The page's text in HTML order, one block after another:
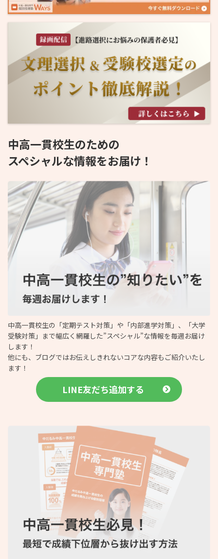
中高一貫校生のための
スペシャルな情報をお届け！
中高一貫校生の「定期テスト対策」や「内部進学対策」、「大学
受験対策」まで幅広く網羅した”スペシャル”な情報を毎週お届け
します！
他にも、ブログではお伝えしきれないコアな内容もご紹介いたし
ます！
LINE友だち追加する